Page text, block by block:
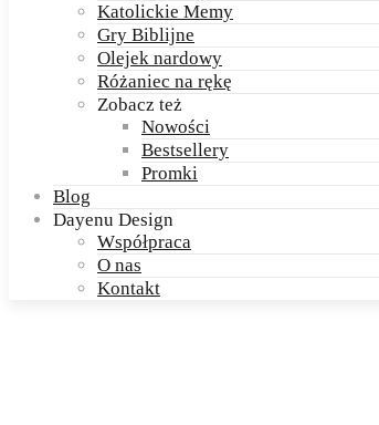
Katolickie Memy
Gry Biblijne
Olejek nardowy
Różaniec na rękę
Zobacz też
Nowości
Bestsellery
Promki
Blog
Dayenu Design
Współpraca
O nas
Kontakt